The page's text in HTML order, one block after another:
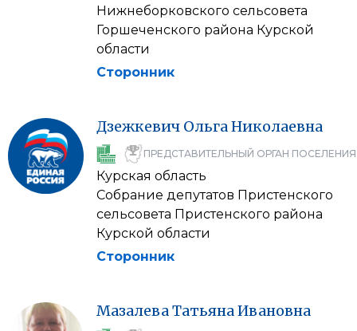
Нижнеборковского сельсовета
Горшеченского района Курской
области
Сторонник
Дзежкевич ОльгаНиколаевна
ПРЕДСТАВИТЕЛЬНЫЙ ОРГАН ПОСЕЛЕНИЯ
Курская область
Собрание депутатов Пристенского
сельсовета Пристенского района
Курской области
Сторонник
МазалеваТатьянаИвановна